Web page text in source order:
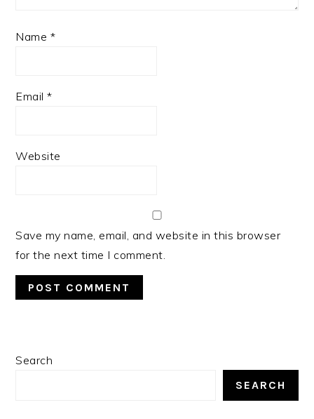
Name *
Email*
Website
Save my name, email, and website in this browser
for the next time I comment.
PRIMARY
Search
SEARCH